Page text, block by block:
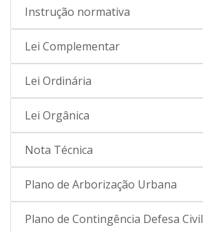
Instrução normativa
Lei Complementar
Lei Ordinária
Lei Orgânica
Nota Técnica
Plano de Arborização Urbana
Plano de Contingência Defesa Civil